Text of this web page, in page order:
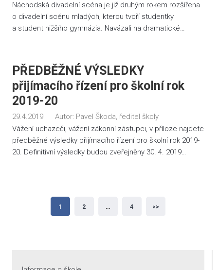
Náchodská divadelní scéna je již druhým rokem rozšířena
o divadelní scénu mladých, kterou tvoří studentky
a student nižšího gymnázia. Navázali na dramatické…
PŘEDBĚŽNÉ VÝSLEDKY
přijímacího řízení pro školní rok
2019-20
29.4.2019 Autor: Pavel Škoda, ředitel školy
Vážení uchazeči, vážení zákonní zástupci, v příloze najdete
předběžné výsledky přijímacího řízení pro školní rok 2019-
20. Definitivní výsledky budou zveřejněny 30. 4. 2019…
Stránkování
příspěvků
1 2 … 4 >>